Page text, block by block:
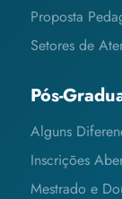
Proposta
Setores de
Pós-
Alguns
Inscrições
Mestrado e